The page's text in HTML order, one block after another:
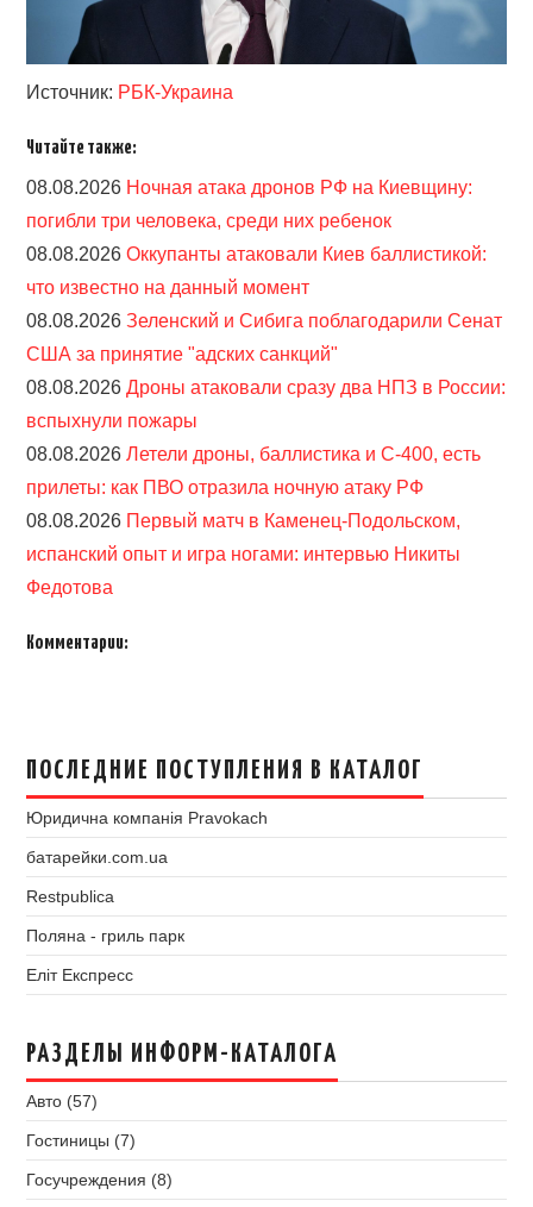
Источник: РБК-Украина
Читайте также:
08.08.2026 Ночная атака дронов РФ на Киевщину:
погибли три человека, среди них ребенок
08.08.2026Оккупанты атаковали Киев баллистикой:
что известно на данный момент
08.08.2026Зеленский и Сибига поблагодарили Сенат
США за принятие "адских санкций"
08.08.2026Дроны атаковали сразу два НПЗ в России:
вспыхнули пожары
08.08.2026Летели дроны, баллистика и С-400, есть
прилеты: как ПВО отразила ночную атаку РФ
08.08.2026 Первый матч в Каменец-Подольском,
испанский опыт и игра ногами: интервью Никиты
Федотова
Комментарии:
ПОСЛЕДНИЕ ПОСТУПЛЕНИЯ В КАТАЛОГ
Юридична компанія Pravokach
батарейки.com.ua
Restpublica
Поляна - гриль парк
Еліт Експресс
РАЗДЕЛЫ ИНФОРМ-КАТАЛОГА
Авто (57)
Гостиницы (7)
Госучреждения (8)